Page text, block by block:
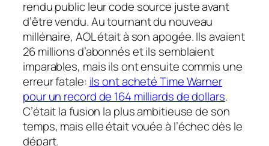
rendu public leur code source juste avant
d’être vendu. Au tournant du nouveau
millénaire, AOL était à son apogée. Ils avaient
26 millions d’abonnés et ils semblaient
imparables, mais ils ont ensuite commis une
erreur fatale: ils ont acheté Time Warner
pour un record de 164 milliards de dollars.
C’était la fusion la plus ambitieuse de son
temps, mais elle était vouée à l’échec dès le
départ.